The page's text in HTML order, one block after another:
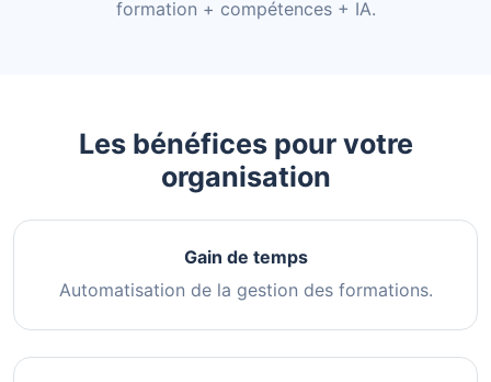
formation + compétences + IA.
Les bénéfices pour votre
organisation
Gain de temps
Automatisation de la gestion des formations.